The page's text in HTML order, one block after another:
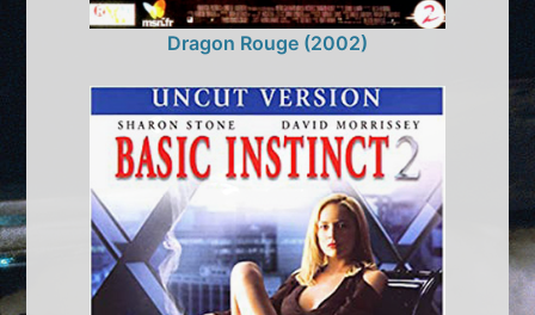
Dragon Rouge (2002)